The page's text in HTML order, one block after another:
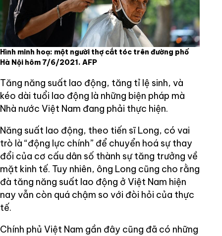
Hình minh hoạ: một người thợ cắt tóc trên đường phố
Hà Nội hôm 7/6/2021. AFP
Tăng năng suất lao động, tăng tỉ lệ sinh, và
kéo dài tuổi lao động là những biện pháp mà
Nhà nước Việt Nam đang phải thực hiện.
Năng suất lao động, theo tiến sĩ Long, có vai
trò là “động lực chính” để chuyển hoá sự thay
đổi của cơ cấu dân số thành sự tăng trưởng về
mặt kinh tế. Tuy nhiên, ông Long cũng cho rằng
đà tăng năng suất lao động ở Việt Nam hiện
nay vẫn còn quá chậm so với đòi hỏi của thực
tế.
Chính phủ Việt Nam gần đây cũng đã có những